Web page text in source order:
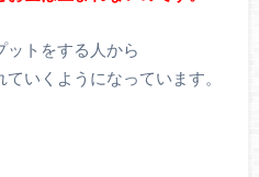
ットをする人から
いくようになっています。